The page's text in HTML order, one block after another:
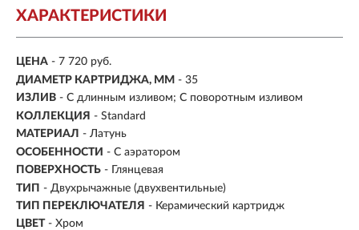
ХАРАКТЕРИСТИКИ
ЦЕНА - 7 720 руб.
ДИАМЕТР КАРТРИДЖА, ММ - 35
ИЗЛИВ - С длинным изливом; С поворотным изливом
КОЛЛЕКЦИЯ - Standard
МАТЕРИАЛ - Латунь
ОСОБЕННОСТИ - С аэратором
ПОВЕРХНОСТЬ - Глянцевая
ТИП - Двухрычажные (двухвентильные)
ТИП ПЕРЕКЛЮЧАТЕЛЯ - Керамический картридж
ЦВЕТ - Хром